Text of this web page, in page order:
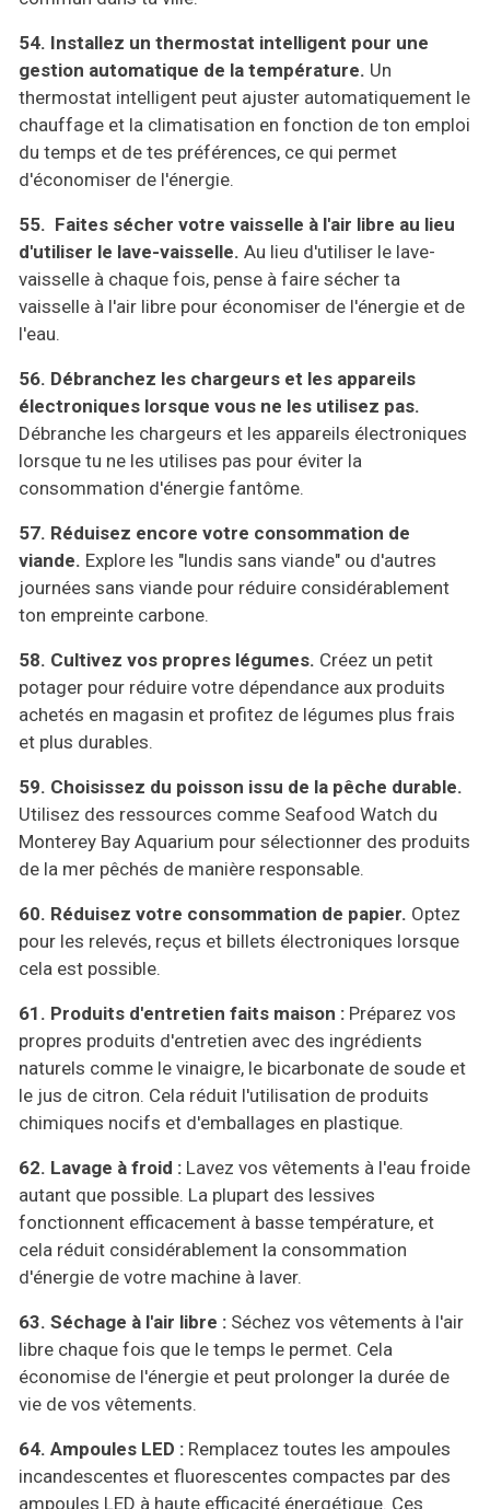
54. Installez un thermostat intelligent pour une
gestion automatique de la température. Un
thermostat intelligent peut ajuster automatiquement le
chauffage et la climatisation en fonction de ton emploi
du temps et de tes préférences, ce qui permet
d'économiser de l'énergie.
55. Faites sécher votre vaisselle à l'air libre au lieu
d'utiliser le lave-vaisselle. Au lieu d'utiliser le lave-
vaisselle à chaque fois, pense à faire sécher ta
vaisselle à l'air libre pour économiser de l'énergie et de
l'eau.
56. Débranchez les chargeurs et les appareils
électroniques lorsque vous ne les utilisez pas.
Débranche les chargeurs et les appareils électroniques
lorsque tu ne les utilises pas pour éviter la
consommation d'énergie fantôme.
57. Réduisez encore votre consommation de
viande. Explore les "lundis sans viande" ou d'autres
journées sans viande pour réduire considérablement
ton empreinte carbone.
58. Cultivez vos propres légumes. Créez un petit
potager pour réduire votre dépendance aux produits
achetés en magasin et profitez de légumes plus frais
et plus durables.
59. Choisissez du poisson issu de la pêche durable.
Utilisez des ressources comme Seafood Watch du
Monterey Bay Aquarium pour sélectionner des produits
de la mer pêchés de manière responsable.
60. Réduisez votre consommation de papier. Optez
pour les relevés, reçus et billets électroniques lorsque
cela est possible.
61. Produits d'entretien faits maison : Préparez vos
propres produits d'entretien avec des ingrédients
naturels comme le vinaigre, le bicarbonate de soude et
le jus de citron. Cela réduit l'utilisation de produits
chimiques nocifs et d'emballages en plastique.
62. Lavage à froid : Lavez vos vêtements à l'eau froide
autant que possible. La plupart des lessives
fonctionnent efficacement à basse température, et
cela réduit considérablement la consommation
d'énergie de votre machine à laver.
63. Séchage à l'air libre : Séchez vos vêtements à l'air
libre chaque fois que le temps le permet. Cela
économise de l'énergie et peut prolonger la durée de
vie de vos vêtements.
64. Ampoules LED : Remplacez toutes les ampoules
incandescentes et fluorescentes compactes par des
ampoules LED à haute efficacité énergétique. Ces